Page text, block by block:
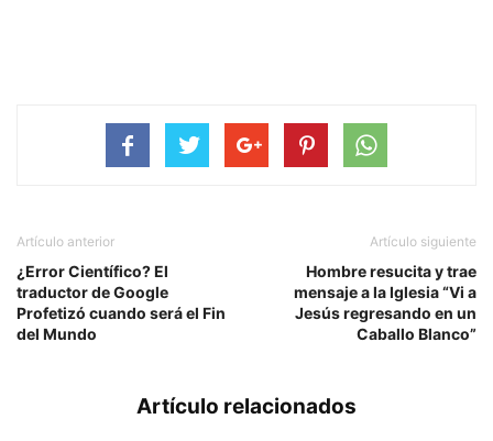
Artículo anterior
¿Error Científico? El
traductor de Google
Profetizó cuando será el Fin
del Mundo
Artículo siguiente
Hombre resucita y trae
mensaje a la Iglesia “Vi a
Jesús regresando en un
Caballo Blanco”
Artículo relacionados